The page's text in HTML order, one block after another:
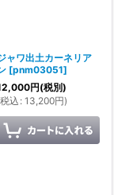
ャワ出土カーネリア
[pnm03051]
円(税別)
税込 : 13,200円)